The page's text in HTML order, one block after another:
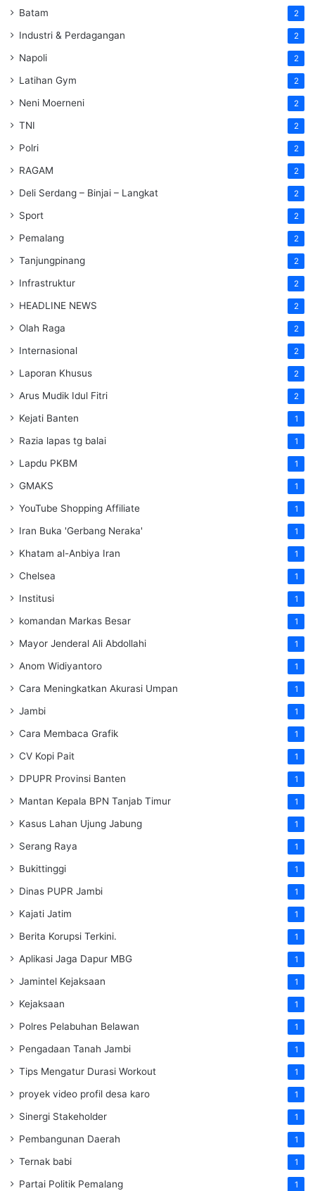
Batam 2
Industri & Perdagangan 2
Napoli 2
Latihan Gym 2
Neni Moerneni 2
TNI 2
Polri 2
RAGAM 2
Deli Serdang – Binjai – Langkat 2
Sport 2
Pemalang 2
Tanjungpinang 2
Infrastruktur 2
HEADLINE NEWS 2
Olah Raga 2
Internasional 2
Laporan Khusus 2
Arus Mudik Idul Fitri 2
Kejati Banten 1
Razia lapas tg balai 1
Lapdu PKBM 1
GMAKS 1
YouTube Shopping Affiliate 1
Iran Buka 'Gerbang Neraka' 1
Khatam al-Anbiya Iran 1
Chelsea 1
Institusi 1
komandan Markas Besar 1
Mayor Jenderal Ali Abdollahi 1
Anom Widiyantoro 1
Cara Meningkatkan Akurasi Umpan 1
Jambi 1
Cara Membaca Grafik 1
CV Kopi Pait 1
DPUPR Provinsi Banten 1
Mantan Kepala BPN Tanjab Timur 1
Kasus Lahan Ujung Jabung 1
Serang Raya 1
Bukittinggi 1
Dinas PUPR Jambi 1
Kajati Jatim 1
Berita Korupsi Terkini. 1
Aplikasi Jaga Dapur MBG 1
Jamintel Kejaksaan 1
Kejaksaan 1
Polres Pelabuhan Belawan 1
Pengadaan Tanah Jambi 1
Tips Mengatur Durasi Workout 1
proyek video profil desa karo 1
Sinergi Stakeholder 1
Pembangunan Daerah 1
Ternak babi 1
Partai Politik Pemalang 1